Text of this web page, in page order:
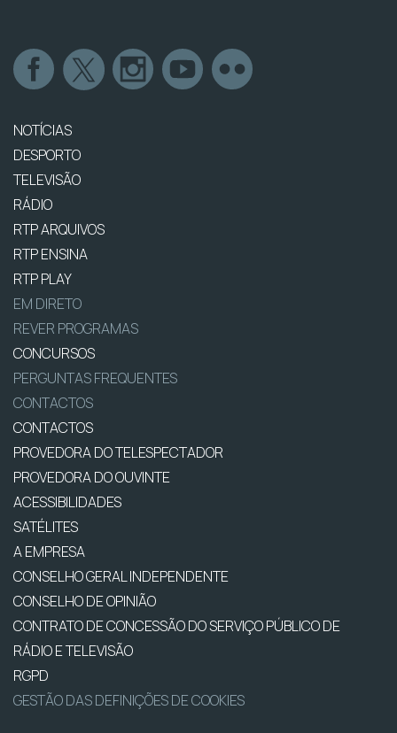
NOTÍCIAS
DESPORTO
TELEVISÃO
RÁDIO
RTP ARQUIVOS
RTP ENSINA
RTP PLAY
EM DIRETO
REVER PROGRAMAS
CONCURSOS
PERGUNTAS FREQUENTES
CONTACTOS
CONTACTOS
PROVEDORA DO TELESPECTADOR
PROVEDORA DO OUVINTE
ACESSIBILIDADES
SATÉLITES
A EMPRESA
CONSELHO GERAL INDEPENDENTE
CONSELHO DE OPINIÃO
CONTRATO DE CONCESSÃO DO SERVIÇO PÚBLICO DE
RÁDIO E TELEVISÃO
RGPD
GESTÃO DAS DEFINIÇÕES DE COOKIES